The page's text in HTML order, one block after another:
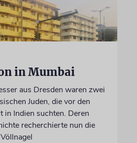
in Mumbai
aus Dresden waren zwei
Juden, die vor den
in Indien suchten. Deren
recherchierte nun die